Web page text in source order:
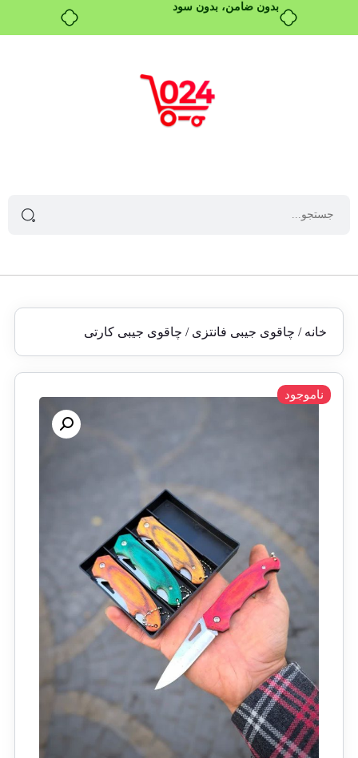
بدون ضامن، بدون سود
خانه / چاقوی جیبی فانتزی / چاقوی جیبی کارتی
ناموجود